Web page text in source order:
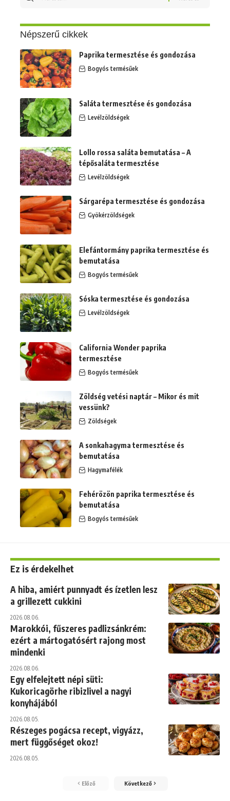
Népszerű cikkek
Paprika termesztése és gondozása
Bogyós termésűek
Saláta termesztése és gondozása
Levélzöldségek
Lollo rossa saláta bemutatása – A
tépősaláta termesztése
Levélzöldségek
Sárgarépa termesztése és gondozása
Gyökérzöldségek
Elefántormány paprika termesztése és
bemutatása
Bogyós termésűek
Sóska termesztése és gondozása
Levélzöldségek
California Wonder paprika
termesztése
Bogyós termésűek
Zöldség vetési naptár – Mikor és mit
vessünk?
Zöldségek
A sonkahagyma termesztése és
bemutatása
Hagymafélék
Fehérözön paprika termesztése és
bemutatása
Bogyós termésűek
Ez is érdekelhet
A hiba, amiért punnyadt és ízetlen lesz
a grillezett cukkini
2026.08.06.
Marokkói, fűszeres padlizsánkrém:
ezért a mártogatósért rajong most
mindenki
2026.08.06.
Egy elfelejtett népi süti:
Kukoricagörhe ribizlivel a nagyi
konyhájából
2026.08.05.
Részeges pogácsa recept, vigyázz,
mert függőséget okoz!
2026.08.05.
Előző Következő